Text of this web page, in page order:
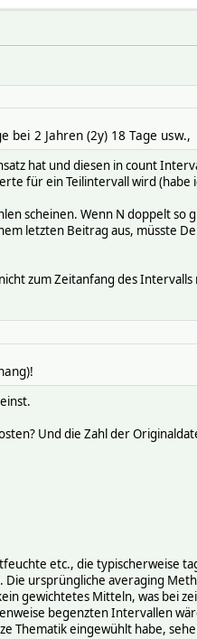
bei 2 Jahren (2y) 18 Tage usw.,
hat und diesen in count
für ein Teilintervall wird
scheinen. Wenn N doppelt
letzten Beitrag aus, müsste
zum Zeitanfang des
Und die Zahl der
etc., die typischerweise
ursprüngliche averaging
gewichtetes Mitteln, was bei
begenzten Intervallen
Thematik eingewühlt habe,